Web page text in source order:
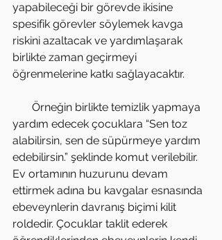
yapabileceği bir görevde ikisine
spesifik görevler söylemek kavga
riskini azaltacak ve yardımlaşarak
birlikte zaman geçirmeyi
öğrenmelerine katkı sağlayacaktır.
yardım edecek çocuklara “Sen toz
alabilirsin, sen de süpürmeye yardım
edebilirsin.” şeklinde komut verilebilir.
Ev ortamının huzurunu devam
ettirmek adına bu kavgalar esnasında
ebeveynlerin davranış biçimi kilit
roldedir. Çocuklar taklit ederek